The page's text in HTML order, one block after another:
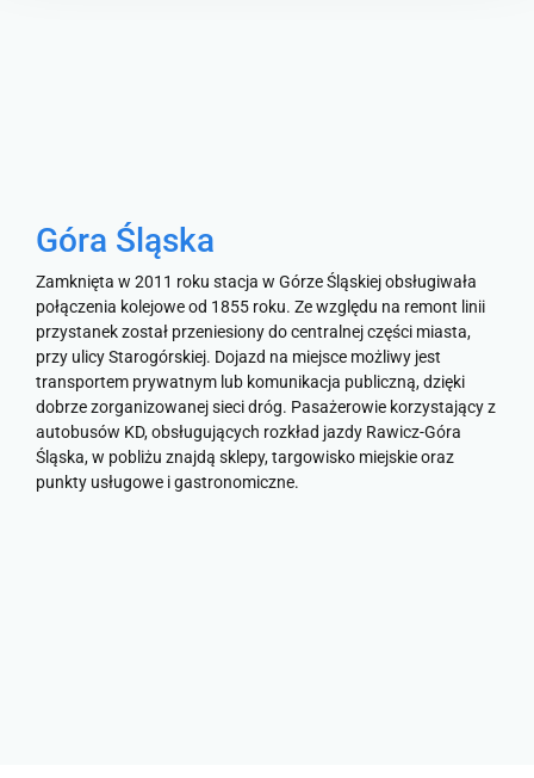
Góra Śląska
Zamknięta w 2011 roku stacja w Górze Śląskiej obsługiwała
połączenia kolejowe od 1855 roku. Ze względu na remont linii
przystanek został przeniesiony do centralnej części miasta,
przy ulicy Starogórskiej. Dojazd na miejsce możliwy jest
transportem prywatnym lub komunikacja publiczną, dzięki
dobrze zorganizowanej sieci dróg. Pasażerowie korzystający z
autobusów KD, obsługujących rozkład jazdy Rawicz-Góra
Śląska, w pobliżu znajdą sklepy, targowisko miejskie oraz
punkty usługowe i gastronomiczne.